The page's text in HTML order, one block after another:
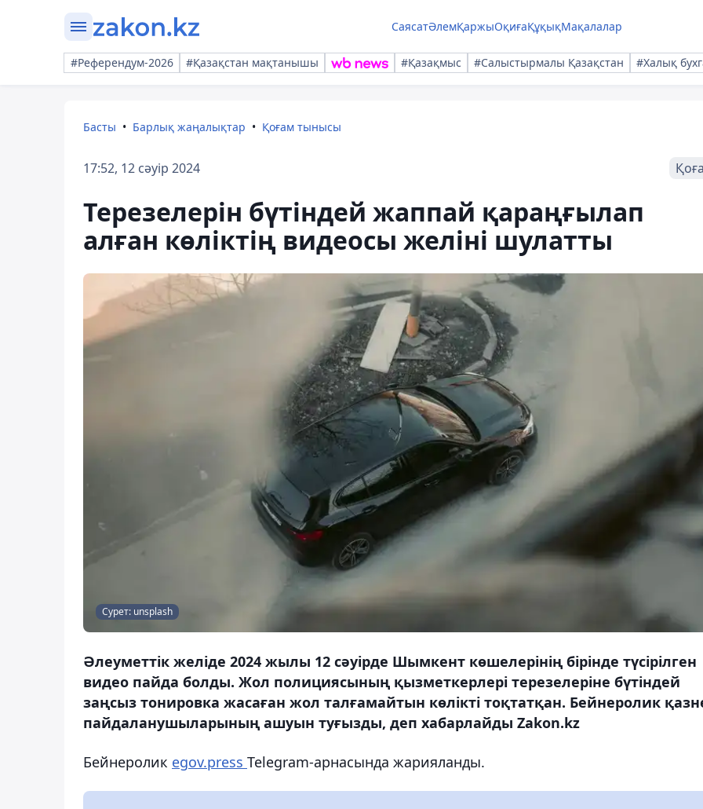
СаясатӘлемҚаржыОқиғаҚұқықМақалалар
#Референдум-2026 #Қазақстан мақтанышы #Қазақмыс #Салыстырмалы Қазақстан #Халық
Басты Барлық жаңалықтар Қоғам тынысы
17:52, 12 сәуір 2024
Терезелерін бүтіндей жаппай қараңғылап
алған көліктің видеосы желіні шулатты
Сурет: unsplash
Әлеуметтік желіде 2024 жылы 12 сәуірде Шымкент көшелерінің бірінде түсірілген
видео пайда болды. Жол полициясының қызметкерлері терезелеріне бүтіндей
заңсыз тонировка жасаған жол талғамайтын көлікті тоқтатқан. Бейнеролик
пайдаланушыларының ашуын туғызды, деп хабарлайды Zakon.kz
Бейнеролик egov.press Telegram-арнасында жарияланды.